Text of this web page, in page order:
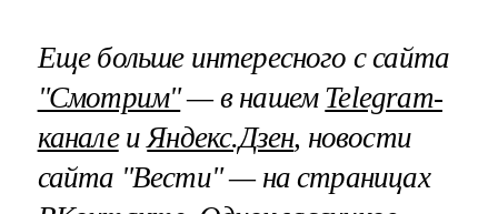
Еще больше интересного с сайта
"Смотрим"— в нашем Telegram-
каналеи Яндекс.Дзен, новости
сайта "Вести" — на страницах